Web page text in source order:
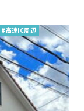
#高速IC周辺